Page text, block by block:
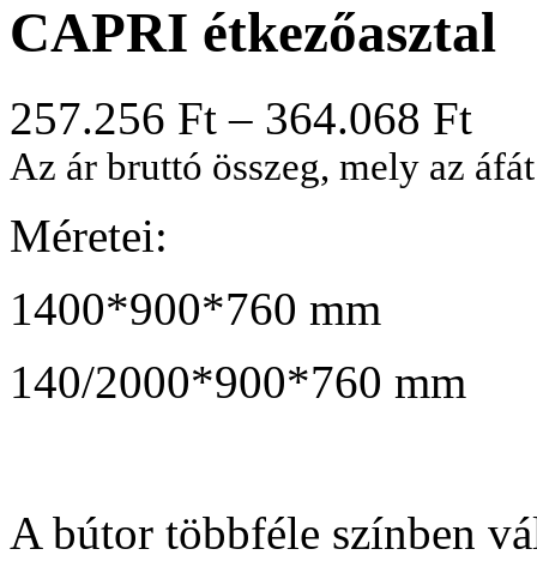
CAPRI étkezőasztal
257.256 Ft – 364.068 Ft
Az ár bruttó összeg, mely az
Méretei:
1400*900*760 mm
140/2000*900*760 mm
A bútor többféle színben